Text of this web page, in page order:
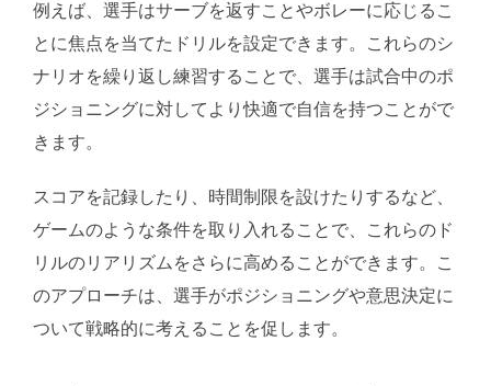
例えば、選手はサーブを返すことやボレーに応じるこ
とに焦点を当てたドリルを設定できます。これらのシ
ナリオを繰り返し練習することで、選手は試合中のポ
ジショニングに対してより快適で自信を持つことがで
きます。
スコアを記録したり、時間制限を設けたりするなど、
ゲームのような条件を取り入れることで、これらのド
リルのリアリズムをさらに高めることができます。こ
のアプローチは、選手がポジショニングや意思決定に
ついて戦略的に考えることを促します。